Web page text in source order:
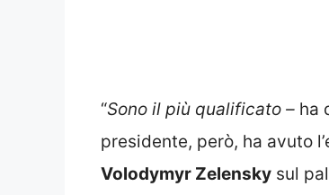
“Sono il più qualificato – ha
presidente, però, ha avuto
Volodymyr Zelensky sul